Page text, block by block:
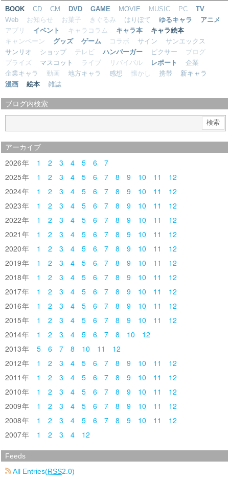
BOOK CD CM DVD GAME MOVIE MUSIC PC
TV
Web
お知らせ お菓子 きぐるみ はりぼて ゆるキャラ
アニメ
アプリ
イベント キャラコラム キャラ本
キャラ絵本
キャンペーン
グッズ ゲーム コラボ サイン
サンエックス
サンリオ
ショップ テレビ ハンバーガー ピクサー
ブログ
プライズ
マスコット ライブ リバイバル レポート
企業
企業キャラ
動画 地方キャラ 感想 懐かし 携帯
新キャラ
漫画
絵本 雑誌
ブログ内検索
アーカイブ
2026 1 2 3 4 5 6
7
2025
1 2 3 4 5 6 7 8 9 10 11
12
2024
1 2 3 4 5 6 7 8 9 10 11
12
2023
1 2 3 4 5 6 7 8 9 10 11
12
2022
1 2 3 4 5 6 7 8 9 10 11
12
2021
1 2 3 4 5 6 7 8 9 10 11
12
2020
1 2 3 4 5 6 7 8 9 10 11
12
2019
1 2 3 4 5 6 7 8 9 10 11
12
2018
1 2 3 4 5 6 7 8 9 10 11
12
2017
1 2 3 4 5 6 7 8 9 10 11
12
2016
1 2 3 4 5 6 7 8 9 10 11
12
2015
1 2 3 4 5 6 7 8 9 10 11
12
2014
1 2 3 4 5 6 7 8 10
12
2013
5 6 7 8 10 11
12
2012
1 2 3 4 5 6 7 8 9 10 11
12
2011
1 2 3 4 5 6 7 8 9 10 11
12
2010
1 2 3 4 5 6 7 8 9 10 11
12
2009
1 2 3 4 5 6 7 8 9 10 11
12
2008
1 2 3 4 5 6 7 8 9 10 11
12
2007
1 2 3 4 12
Feeds
All Entries(RSS2.0)